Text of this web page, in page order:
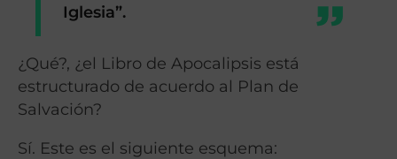
Iglesia”.
¿Qué?, ¿el Libro de Apocalipsis está
estructurado de acuerdo al Plan de
Salvación?
Sí. Este es el siguiente esquema: